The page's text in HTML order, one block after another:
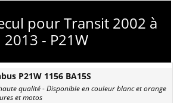
pour Transit 2002 à
2013 - P21W
P21W 1156 BA15S
qualité - Disponible en couleur blanc et orange
et motos